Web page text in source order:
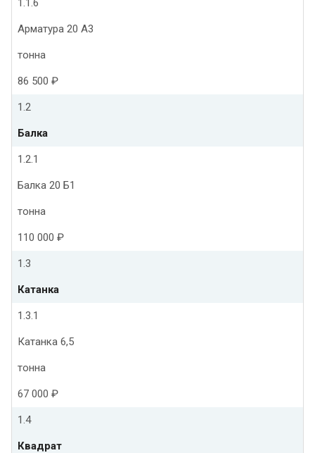
1.1.6
Арматура 20 А3
тонна
86 500 ₽
1.2
Балка
1.2.1
Балка 20 Б1
тонна
110 000 ₽
1.3
Катанка
1.3.1
Катанка 6,5
тонна
67 000 ₽
1.4
Квадрат